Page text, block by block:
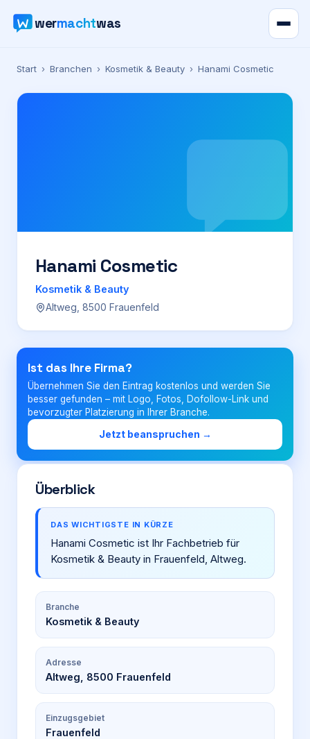
wermachtwas
Verzeichnis
Karte
Preise
Für Firmen
Login
Firma eintragen
Start › Branchen › Kosmetik & Beauty › Hanami Cosmetic
Hanami Cosmetic
Kosmetik & Beauty
Altweg, 8500 Frauenfeld
Ist das Ihre Firma?
Übernehmen Sie den Eintrag kostenlos und werden Sie
besser gefunden – mit Logo, Fotos, Dofollow-Link und
bevorzugter Platzierung in Ihrer Branche.
Jetzt beanspruchen →
Überblick
DAS WICHTIGSTE IN KÜRZE
Hanami Cosmetic ist Ihr Fachbetrieb für
Kosmetik & Beauty in Frauenfeld, Altweg.
Branche
Kosmetik & Beauty
Adresse
Altweg, 8500 Frauenfeld
Einzugsgebiet
Frauenfeld